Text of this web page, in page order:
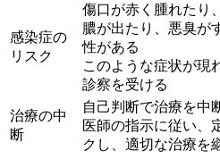
感染症の
リスク
傷口が赤く腫れたり
膿が出たり、悪臭が
性がある
このような症状が現
診察を受ける
治療の中
断
自己判断で治療を中
医師の指示に従い、
クし、適切な治療を